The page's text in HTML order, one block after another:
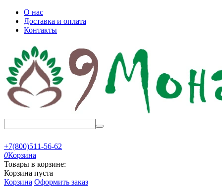
О нас
Доставка и оплата
Контакты
+7(800)511-56-62
0Корзина
Товары в корзине:
Корзина пуста
Корзина Оформить заказ